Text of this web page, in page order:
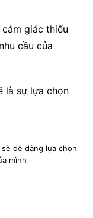
giác thiếu
cầu của
là sự lựa chọn
dễ dàng lựa chọn
mình